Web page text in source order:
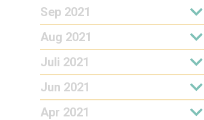
Sep 2021
Aug 2021
Juli 2021
Jun 2021
Apr 2021